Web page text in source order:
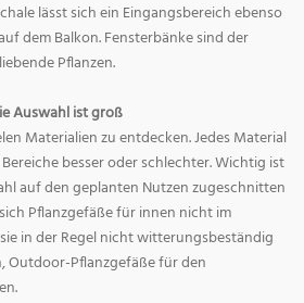
lässt sich ein Eingangsbereich ebenso
dem Balkon. Fensterbänke sind der
Pflanzen.
Auswahl ist groß
Materialien zu entdecken. Jedes Material
besser oder schlechter. Wichtig ist
auf den geplanten Nutzen zugeschnitten
Pflanzgefäße für innen nicht im
in der Regel nicht witterungsbeständig
Outdoor-Pflanzgefäße für den